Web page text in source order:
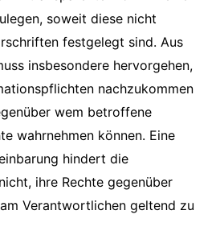
soweit diese nicht
festgelegt sind. Aus
insbesondere hervorgehen,
nachzukommen
wem betroffene
wahrnehmen können. Eine
hindert die
ihre Rechte gegenüber
Verantwortlichen geltend zu